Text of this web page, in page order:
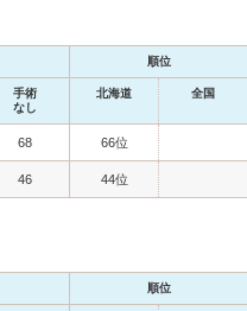
順位
手術
なし
北海道 全国
68 66位
46 44位
順位